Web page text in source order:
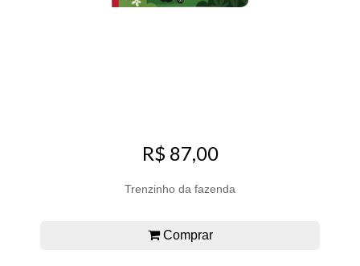
R$ 87,00
Trenzinho da fazenda
Comprar